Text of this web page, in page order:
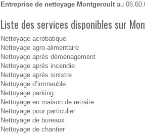
Entreprise de nettoyage Montgeroult au
Liste des services disponibles sur
Nettoyage acrobatique
Nettoyage agro-alimentaire
Nettoyage après déménagement
Nettoyage après incendie
Nettoyage après sinistre
Nettoyage d’immeuble
Nettoyage parking
Nettoyage en maison de retraite
Nettoyage pour particulier
Nettoyage de bureaux
Nettoyage de chantier